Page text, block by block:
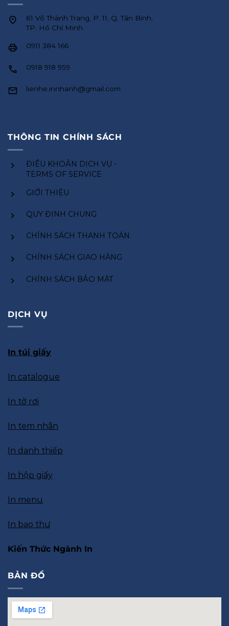
61 Võ Thành Trang, P. 11, Q. Tân Bình,
TP. Hồ Chí Minh
0911 384 166
0918 918 959
lienhe.innhanh@gmail.com
THÔNG TIN CHÍNH SÁCH
ĐIỀU KHOẢN DỊCH VỤ -
TERMS OF SERVICE
GIỚI THIỆU
QUY ĐỊNH CHUNG
CHÍNH SÁCH THANH TOÁN
CHÍNH SÁCH GIAO HÀNG
CHÍNH SÁCH BẢO MẬT
DỊCH VỤ
In túi giấy
In catalogue
In tờ rơi
In tem nhãn
In danh thiếp
In hộp giấy
In menu
In bao thư
Kiến Thức Ngành In
BẢN ĐỒ